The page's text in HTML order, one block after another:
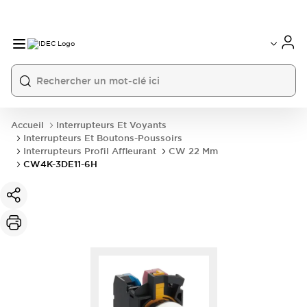
Accueil
Interrupteurs Et Voyants
Interrupteurs Et Boutons-Poussoirs
Interrupteurs Profil Affleurant
CW 22 Mm
CW4K-3DE11-6H